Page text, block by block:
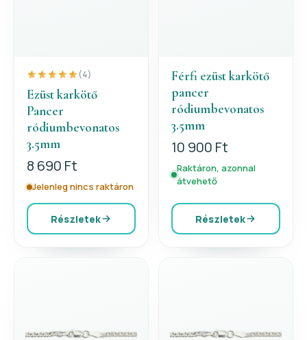
(4)
Ezüst karkötő
Pancer
ródiumbevonatos
3.5mm
8 690 Ft
Jelenleg nincs raktáron
Részletek
Férfi ezüst karkötő
pancer
ródiumbevonatos
3.5mm
10 900 Ft
Raktáron, azonnal
átvehető
Részletek